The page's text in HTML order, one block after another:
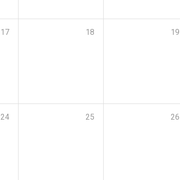
17 18 19
24 25 26